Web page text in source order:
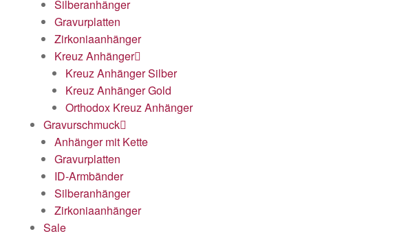
Silberanhänger
Gravurplatten
Zirkoniaanhänger
Kreuz Anhänger
Kreuz Anhänger Silber
Kreuz Anhänger Gold
Orthodox Kreuz Anhänger
Gravurschmuck
Anhänger mit Kette
Gravurplatten
ID-Armbänder
Silberanhänger
Zirkoniaanhänger
Sale